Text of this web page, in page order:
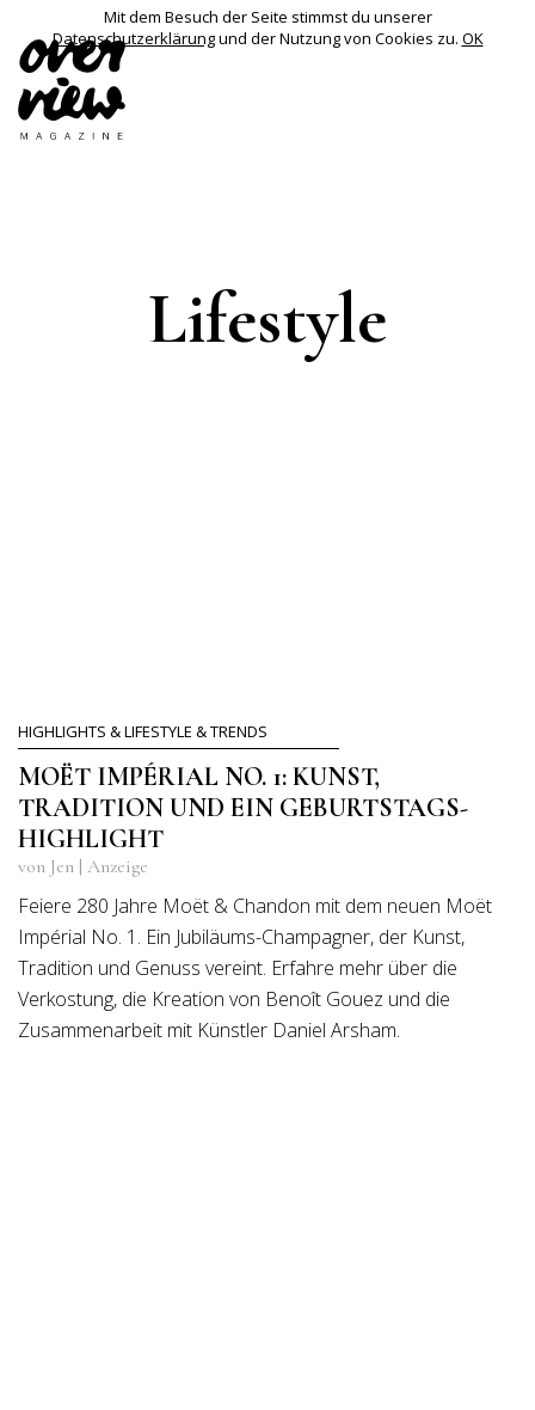
Mit dem Besuch der Seite stimmst du unserer
Datenschutzerklärungund der Nutzung von Cookies zu. OK
Lifestyle
HIGHLIGHTS & LIFESTYLE & TRENDS
MOËT IMPÉRIAL NO. 1: KUNST,
TRADITION UND EIN GEBURTSTAGS-
HIGHLIGHT
von Jen | Anzeige
Feiere 280 Jahre Moët & Chandon mit dem neuen Moët
Impérial No. 1. Ein Jubiläums-Champagner, der Kunst,
Tradition und Genuss vereint. Erfahre mehr über die
Verkostung, die Kreation von Benoît Gouez und die
Zusammenarbeit mit Künstler Daniel Arsham.